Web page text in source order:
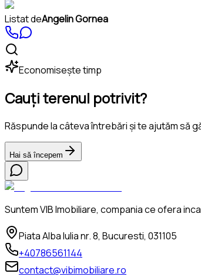
Listat deAngelin Gornea
Economisește timp
Cauți terenul potrivit?
Răspunde la câteva întrebări și te ajutăm să
Hai să începem
Suntem VIB Imobiliare, compania ce ofera
Piata Alba Iulia nr. 8, Bucuresti, 031105
+40786561144
contact@vibimobiliare.ro